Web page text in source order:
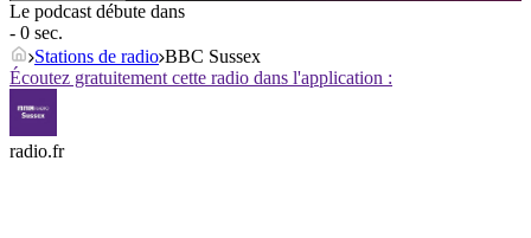
Le podcast débute dans
- 0 sec.
Stations de radio BBC Sussex
Écoutez gratuitement cette radio dans l'application :
radio.fr